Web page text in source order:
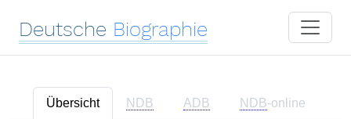
Deutsche Biographie
Übersicht NDB ADB NDB-online